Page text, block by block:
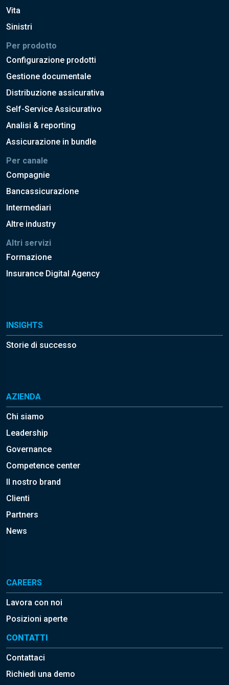
Vita
Sinistri
Per prodotto
Configurazione prodotti
Gestione documentale
Distribuzione assicurativa
Self-Service Assicurativo
Analisi & reporting
Assicurazione in bundle
Per canale
Compagnie
Bancassicurazione
Intermediari
Altre industry
Altri servizi
Formazione
Insurance Digital Agency
INSIGHTS
Storie di successo
AZIENDA
Chi siamo
Leadership
Governance
Competence center
Il nostro brand
Clienti
Partners
News
CAREERS
Lavora con noi
Posizioni aperte
CONTATTI
Contattaci
Richiedi una demo